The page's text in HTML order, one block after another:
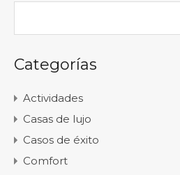
Categorías
Actividades
Casas de lujo
Casos de éxito
Comfort